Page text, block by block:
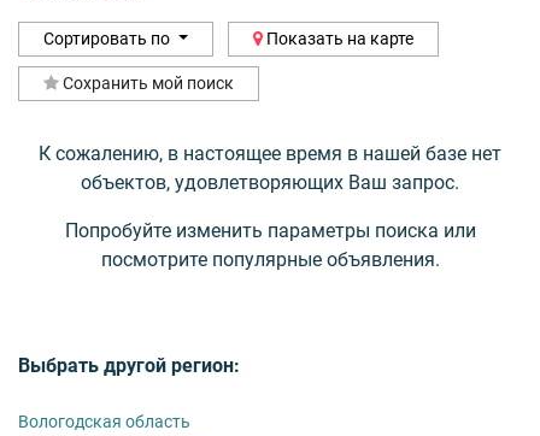
Сортировать по Показать на карте
Сохранить мой поиск
К сожалению, в настоящее время в нашей базе нет
объектов, удовлетворяющих Ваш запрос.
Попробуйте изменить параметры поиска или
посмотрите популярные объявления.
Выбрать другой регион:
Вологодская область